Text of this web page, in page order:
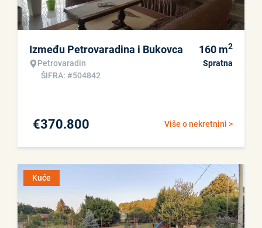
Između Petrovaradina i Bukovca
Petrovaradin
ŠIFRA: #504842
160 m2
Spratna
Više o nekretnini >
€370.800
Kuće